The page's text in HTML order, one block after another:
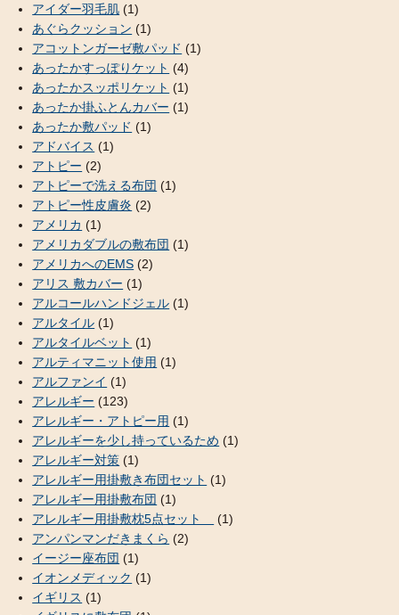
アイダー羽毛肌 (1)
あぐらクッション (1)
アコットンガーゼ敷パッド (1)
あったかすっぽりケット (4)
あったかスッポリケット (1)
あったか掛ふとんカバー (1)
あったか敷パッド (1)
アドバイス (1)
アトピー (2)
アトピーで洗える布団 (1)
アトピー性皮膚炎 (2)
アメリカ (1)
アメリカダブルの敷布団 (1)
アメリカへのEMS (2)
アリス 敷カバー (1)
アルコールハンドジェル (1)
アルタイル (1)
アルタイルベット (1)
アルティマニット使用 (1)
アルファンイ (1)
アレルギー (123)
アレルギー・アトピー用 (1)
アレルギーを少し持っているため (1)
アレルギー対策 (1)
アレルギー用掛敷き布団セット (1)
アレルギー用掛敷布団 (1)
アレルギー用掛敷枕5点セット
(1)
アンパンマンだきまくら (2)
イージー座布団 (1)
イオンメディック (1)
イギリス (1)